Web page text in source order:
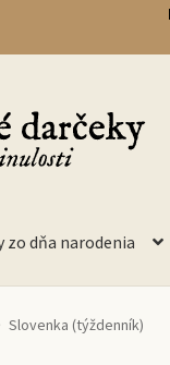
zo dňa narodenia
Slovenka (týždenník)